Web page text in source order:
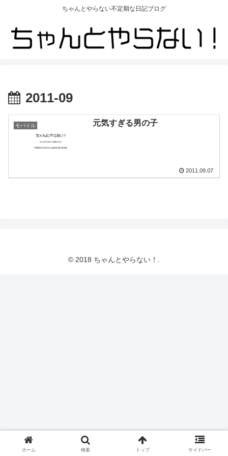
ちゃんとやらない不定期な日記ブログ
2011-09
モバイル 元気すぎる男の子
2011.09.07
© 2018 ちゃんとやらない！.
ホーム 検索 トップ サイドバー